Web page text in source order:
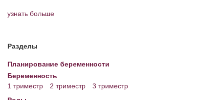
узнать больше
Разделы
Планирование беременности
Беременность
1 триместр
2 триместр
3 триместр